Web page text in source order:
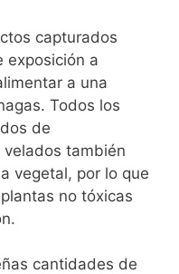
capturados
exposición a
a una
Todos los
de
también
vegetal, por lo que
no tóxicas
cantidades de